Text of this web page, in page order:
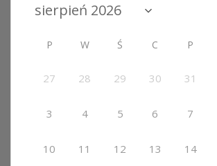
P W Ś C P
27 28 29 30 31
3 4 5 6 7
10 11 12 13 14